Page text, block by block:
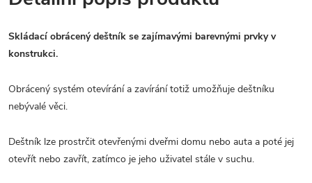
Skládací obrácený deštník se zajímavými barevnými prvky v
konstrukci.
Obrácený systém otevírání a zavírání totiž umožňuje deštníku
nebývalé věci.
Deštník lze prostrčit otevřenými dveřmi domu nebo auta a poté jej
otevřít nebo zavřít, zatímco je jeho uživatel stále v suchu.